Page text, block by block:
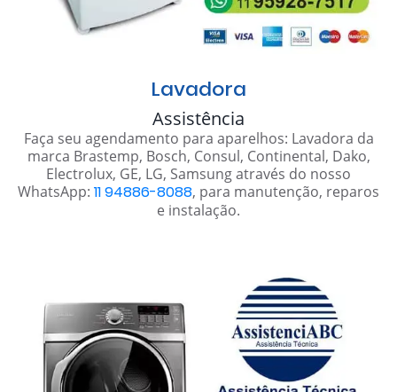
Lavadora
Assistência
Faça seu agendamento para aparelhos: Lavadora da
marca Brastemp, Bosch, Consul, Continental, Dako,
Electrolux, GE, LG, Samsung através do nosso
WhatsApp: 11 94886-8088, para manutenção, reparos
e instalação.